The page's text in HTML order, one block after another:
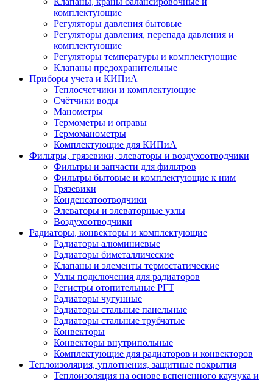
комплектующие
Регуляторы давления бытовые
Регуляторы давления, перепада давления и
комплектующие
Регуляторы температуры и комплектующие
Клапаны предохранительные
Приборы учета и КИПиА
Теплосчетчики и комплектующие
Счётчики воды
Манометры
Термометры и оправы
Термоманометры
Комплектующие для КИПиА
Фильтры, грязевики, элеваторы и воздухоотводчики
Фильтры и запчасти для фильтров
Фильтры бытовые и комплектующие к ним
Грязевики
Конденсатоотводчики
Элеваторы и элеваторные узлы
Воздухоотводчики
Радиаторы, конвекторы и комплектующие
Радиаторы алюминиевые
Радиаторы биметаллические
Клапаны и элементы термостатические
Узлы подключения для радиаторов
Регистры отопительные РГТ
Радиаторы чугунные
Радиаторы стальные панельные
Радиаторы стальные трубчатые
Конвекторы
Конвекторы внутрипольные
Комплектующие для радиаторов и конвекторов
Теплоизоляция, уплотнения, защитные покрытия
Теплоизоляция на основе вспененного каучука и